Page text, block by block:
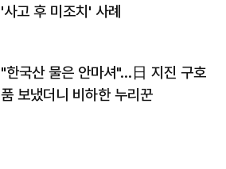
'사고 후 미조치' 사례
"한국산 물은 안마셔"…日 지진 구호
품 보냈더니 비하한 누리꾼